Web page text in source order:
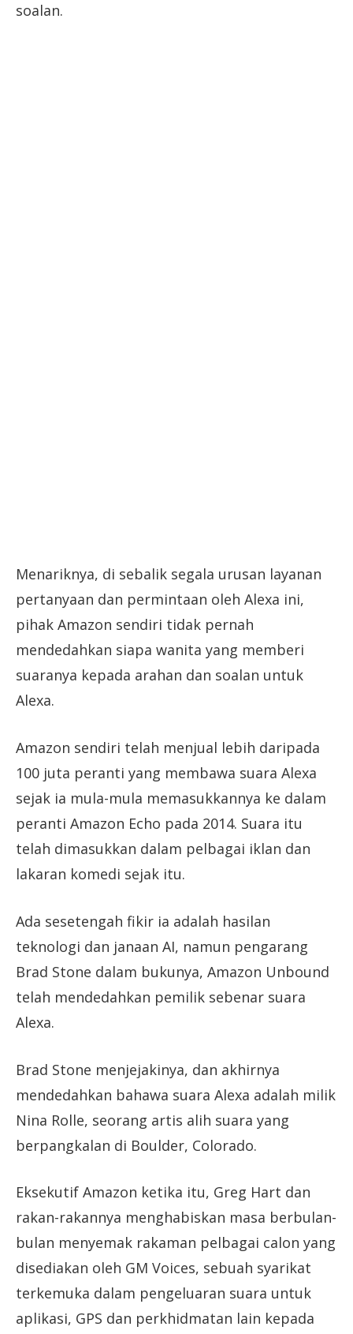
soalan.
Menariknya, di sebalik segala urusan layanan
pertanyaan dan permintaan oleh Alexa ini,
pihak Amazon sendiri tidak pernah
mendedahkan siapa wanita yang memberi
suaranya kepada arahan dan soalan untuk
Alexa.
Amazon sendiri telah menjual lebih daripada
100 juta peranti yang membawa suara Alexa
sejak ia mula-mula memasukkannya ke dalam
peranti Amazon Echo pada 2014. Suara itu
telah dimasukkan dalam pelbagai iklan dan
lakaran komedi sejak itu.
Ada sesetengah fikir ia adalah hasilan
teknologi dan janaan AI, namun pengarang
Brad Stone dalam bukunya, Amazon Unbound
telah mendedahkan pemilik sebenar suara
Alexa.
Brad Stone menjejakinya, dan akhirnya
mendedahkan bahawa suara Alexa adalah milik
Nina Rolle, seorang artis alih suara yang
berpangkalan di Boulder, Colorado.
Eksekutif Amazon ketika itu, Greg Hart dan
rakan-rakannya menghabiskan masa berbulan-
bulan menyemak rakaman pelbagai calon yang
disediakan oleh GM Voices, sebuah syarikat
terkemuka dalam pengeluaran suara untuk
aplikasi, GPS dan perkhidmatan lain kepada